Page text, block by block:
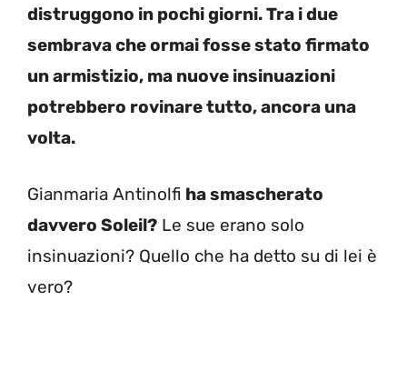
distruggono in pochi giorni. Tra i due
sembrava che ormai fosse stato firmato
un armistizio, ma nuove insinuazioni
potrebbero rovinare tutto, ancora una
volta.
Gianmaria Antinolfi ha smascherato
davvero Soleil? Le sue erano solo
insinuazioni? Quello che ha detto su di lei è
vero?